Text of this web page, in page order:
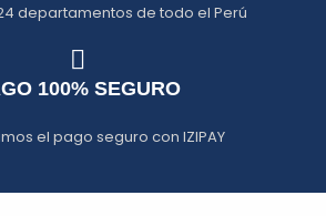
departamentos de todo el Perú
100% SEGURO
el pago seguro con IZIPAY